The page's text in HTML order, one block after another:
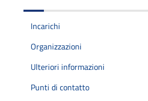
Incarichi
Organizzazioni
Ulteriori informazioni
Punti di contatto